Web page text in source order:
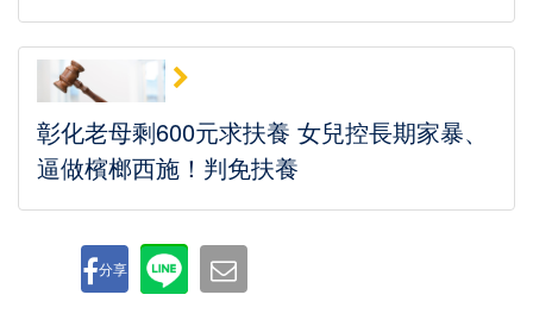
彰化老母剩600元求扶養 女兒控長期家暴、
逼做檳榔西施！判免扶養
分享